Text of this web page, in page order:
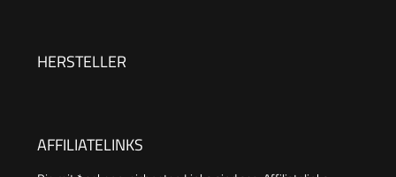
HERSTELLER
AFFILIATELINKS